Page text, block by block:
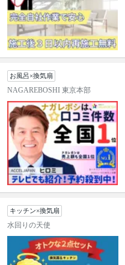
お風呂×換気扇
NAGAREBOSHI 東京本部
キッチン×換気扇
水回りの天使